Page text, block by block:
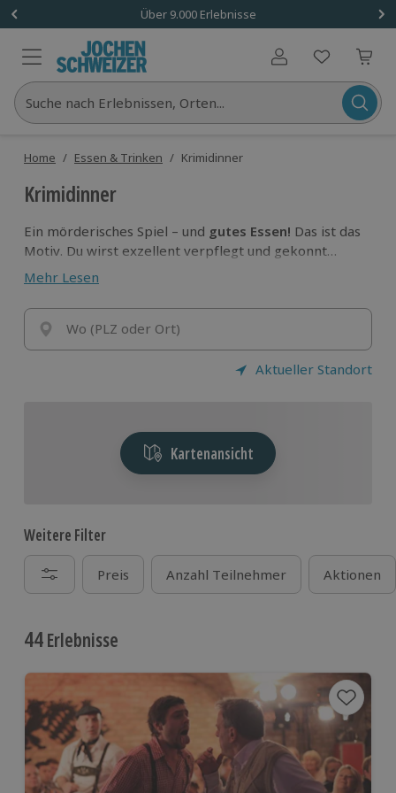
Über 9.000 Erlebnisse
Benutzerkonto
Suche nach Erlebnissen, Orten...
Home / Essen & Trinken / Krimidinner
Krimidinner
Ein mörderisches Spiel – und gutes Essen! Das ist das
Motiv. Du wirst exzellent verpflegt und gekonnt
unterhalten. Dabei kommt deine kriminalistische
Ader zum Vorschein. Todsicher
Abend!Finde Erlebnisse zum mörderischen
Vergnügen beim Essen!
Mehr Lesen
Wo (PLZ oder Ort)
Aktueller Standort
Kartenansicht
Weitere Filter
Preis Anzahl Teilnehmer Aktionen
44Erlebnisse